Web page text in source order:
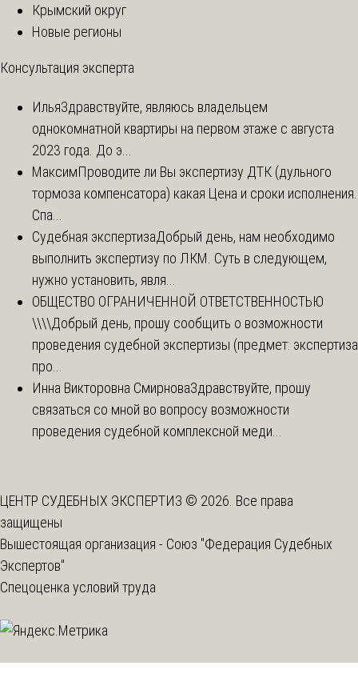
Крымский округ
Новые регионы
Консультация эксперта
ИльяЗдравствуйте, являюсь владельцем
однокомнатной квартиры на первом этаже с августа
2023 года. До э...
МаксимПроводите ли Вы экспертизу ДТК (дульного
тормоза компенсатора) какая Цена и сроки исполнения.
Спа...
Судебная экспертизаДобрый день, нам необходимо
выполнить экспертизу по ЛКМ. Суть в следующем,
нужно установить, явля...
ОБЩЕСТВО ОГРАНИЧЕННОЙ ОТВЕТСТВЕННОСТЬЮ
\\\\Добрый день, прошу сообщить о возможности
проведения судебной экспертизы (предмет: экспертиза
про...
Инна Викторовна СмирноваЗдравствуйте, прошу
связаться со мной во вопросу возможности
проведения судебной комплексной меди...
ЦЕНТР СУДЕБНЫХ ЭКСПЕРТИЗ © 2026. Все права
защищены
Вышестоящая организация - Союз "Федерация Судебных
Экспертов"
Спецоценка условий труда